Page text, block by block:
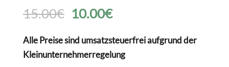
15.00€ Ursprünglicher
Preis
war:
10.00€Aktueller
Preis
ist:
Alle Preise sind umsatzsteuerfrei aufgrund der
Kleinunternehmerregelung